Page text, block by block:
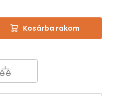
Kosárba rakom